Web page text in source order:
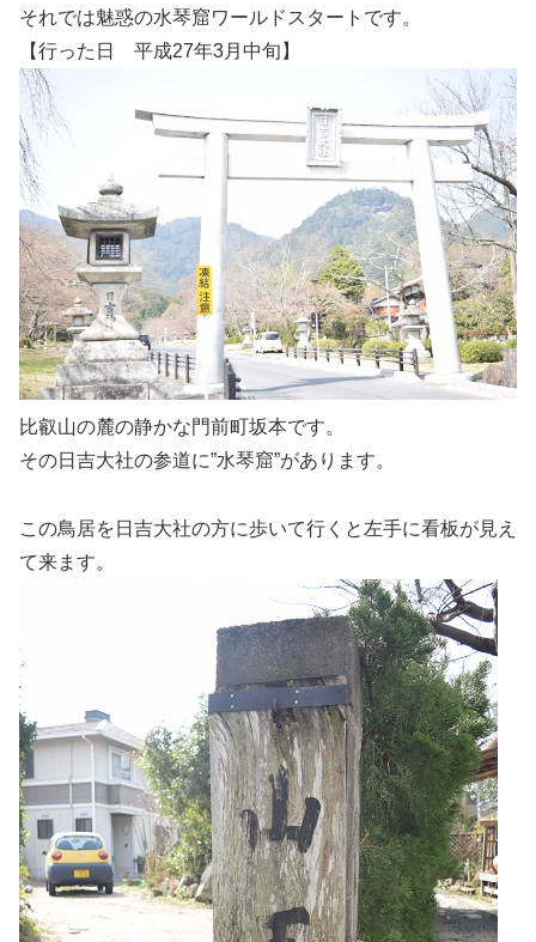
それでは魅惑の水琴窟ワールドスタートです。
【行った日 平成27年3月中旬】
比叡山の麓の静かな門前町坂本です。
その日吉大社の参道に”水琴窟”があります。
この鳥居を日吉大社の方に歩いて行くと左手に看板が見え
て来ます。